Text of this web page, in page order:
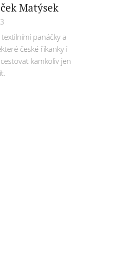
Matýsek
panáčky a
české říkanky i
kamkoliv jen